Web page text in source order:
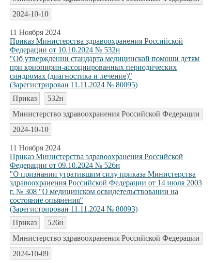
2024-10-10
11 Ноября 2024
Приказ Министерства здравоохранения Российской
Федерации от 10.10.2024 № 532н
"Об утверждении стандарта медицинской помощи детям
при криопирин-ассоциированных периодических
синдромах (диагностика и лечение)"
(Зарегистрирован 11.11.2024 № 80095)
Приказ
532н
Министерство здравоохранения Российской Федерации
2024-10-10
11 Ноября 2024
Приказ Министерства здравоохранения Российской
Федерации от 09.10.2024 № 526н
"О признании утратившим силу приказа Министерства
здравоохранения Российской Федерации от 14 июля 2003
г. № 308 "О медицинском освидетельствовании на
состояние опьянения"
(Зарегистрирован 11.11.2024 № 80093)
Приказ
526н
Министерство здравоохранения Российской Федерации
2024-10-09